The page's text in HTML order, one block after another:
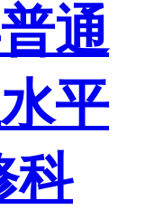
通
平
科